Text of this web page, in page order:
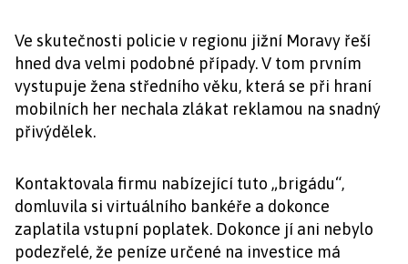
Ve skutečnosti policie v regionu jižní Moravy řeší
hned dva velmi podobné případy. V tom prvním
vystupuje žena středního věku, která se při hraní
mobilních her nechala zlákat reklamou na snadný
přivýdělek.
Kontaktovala firmu nabízející tuto „brigádu“,
domluvila si virtuálního bankéře a dokonce
zaplatila vstupní poplatek. Dokonce jí ani nebylo
podezřelé, že peníze určené na investice má